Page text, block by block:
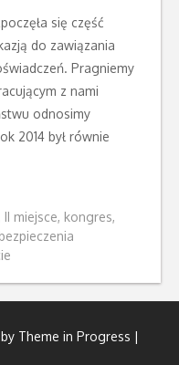
się część
do zawiązania
Pragniemy
z nami
odnosimy
2014 był równie
II miejsce, kongres,
Theme in Progress |